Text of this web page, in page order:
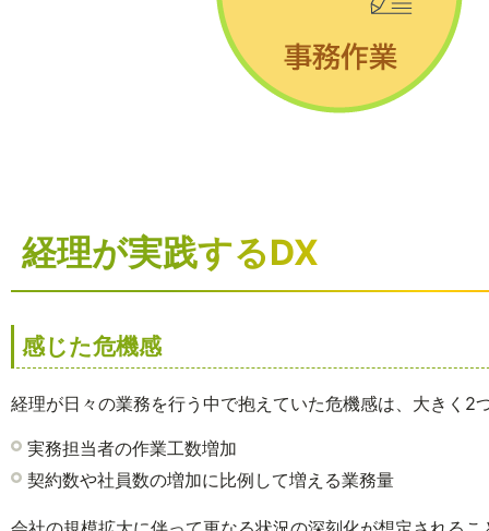
経理が実践するDX
感じた危機感
経理が日々の業務を行う中で抱えていた危機感は、大きく2
実務担当者の作業工数増加
契約数や社員数の増加に比例して増える業務量